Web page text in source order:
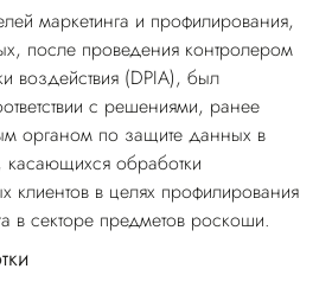
маркетинга и профилирования,
после проведения контролером
воздействия (DPIA), был
с решениями, ранее
органом по защите данных в
касающихся обработки
клиентов в целях профилирования
в секторе предметов роскоши.